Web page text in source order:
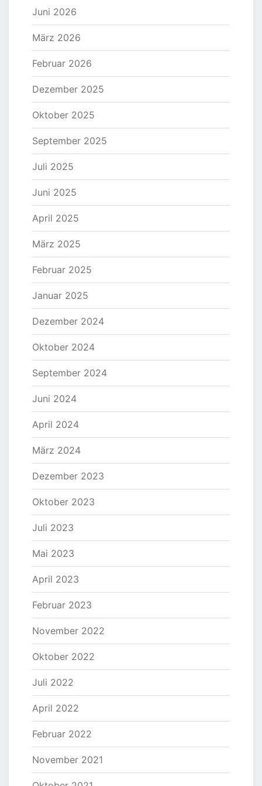
Juni 2026
März 2026
Februar 2026
Dezember 2025
Oktober 2025
September 2025
Juli 2025
Juni 2025
April 2025
März 2025
Februar 2025
Januar 2025
Dezember 2024
Oktober 2024
September 2024
Juni 2024
April 2024
März 2024
Dezember 2023
Oktober 2023
Juli 2023
Mai 2023
April 2023
Februar 2023
November 2022
Oktober 2022
Juli 2022
April 2022
Februar 2022
November 2021